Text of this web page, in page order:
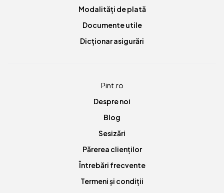
Modalități de plată
Documente utile
Dicționar asigurări
Pint.ro
Despre noi
Blog
Sesizări
Părerea clienților
Întrebări frecvente
Termeni și condiții